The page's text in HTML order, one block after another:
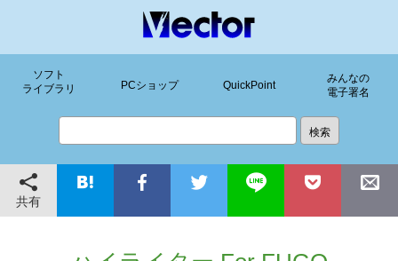
ソフト
ライブラリ
PCショップ QuickPoint
みんなの
電子署名
共有